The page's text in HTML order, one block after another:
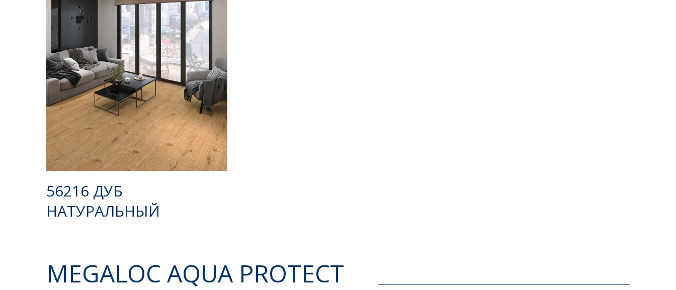
56216 ДУБ
НАТУРАЛЬНЫЙ
MEGALOC AQUA PROTECT